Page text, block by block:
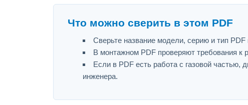
Что можно сверить в этом PDF
Сверьте название модели, серию и тип
В монтажном PDF проверяют требования
Если в PDF есть работа с газовой
инженера.